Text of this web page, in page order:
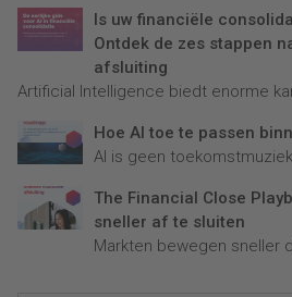
Is uw financiële
Ontdek de zes stappen
afsluiting
Artificial Intelligence biedt enorme
Hoe AI toe te passen
AI is geen
The Financial Close
sneller af te sluiten
Markten bewegen sneller